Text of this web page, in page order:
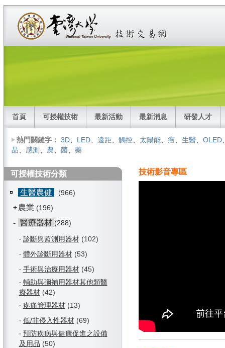
首頁 可授權技術 最新活動 最新消息 研發人才
熱門關鍵字： 3D、 LED、 遠距、 觸控、 太陽能、 癌、 生醫、 OLED
品、 感測 、 農、 菌、 藥
可授權技術分類
生醫農健
(966)
+ 農業 (196)
- 醫療器材 (288)
‧ 診斷與監測用器材(102)
‧ 體外診斷用器材(53)
‧ 手術與治療用器材(45)
‧ 輔助與彌補用器材其他類醫
療器材(42)
‧ 疼痛管理器材(13)
‧ 低/非侵入性器材(69)
‧ 預防疾病與健康促進之設備
及用品 (50)
技術影音專區